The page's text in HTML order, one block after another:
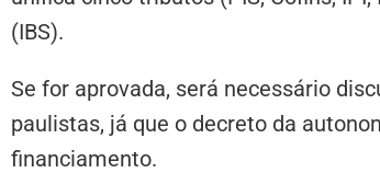
(IBS).
Se for aprovada, será necessário
paulistas, já que o decreto da
financiamento.